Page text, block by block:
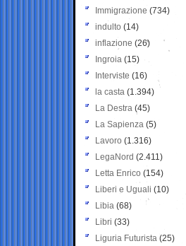
Immigrazione (734)
indulto (14)
inflazione (26)
Ingroia (15)
Interviste (16)
la casta (1.394)
La Destra (45)
La Sapienza (5)
Lavoro (1.316)
LegaNord (2.411)
Letta Enrico (154)
Liberi e Uguali (10)
Libia (68)
Libri (33)
Liguria Futurista (25)